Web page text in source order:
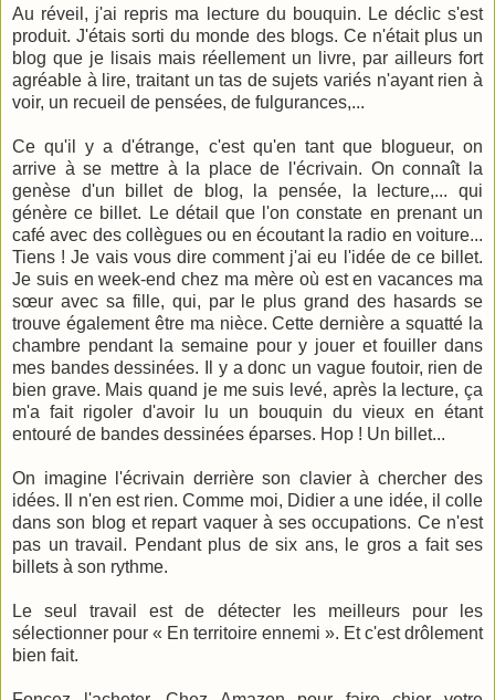
Au réveil, j'ai repris ma lecture du bouquin. Le déclic s'est
produit. J'étais sorti du monde des blogs. Ce n'était plus un
blog que je lisais mais réellement un livre, par ailleurs fort
agréable à lire, traitant un tas de sujets variés n'ayant rien à
voir, un recueil de pensées, de fulgurances,...
Ce qu'il y a d'étrange, c'est qu'en tant que blogueur, on
arrive à se mettre à la place de l'écrivain. On connaît la
genèse d'un billet de blog, la pensée, la lecture,... qui
génère ce billet. Le détail que l'on constate en prenant un
café avec des collègues ou en écoutant la radio en voiture...
Tiens ! Je vais vous dire comment j'ai eu l'idée de ce billet.
Je suis en week-end chez ma mère où est en vacances ma
sœur avec sa fille, qui, par le plus grand des hasards se
trouve également être ma nièce. Cette dernière a squatté la
chambre pendant la semaine pour y jouer et fouiller dans
mes bandes dessinées. Il y a donc un vague foutoir, rien de
bien grave. Mais quand je me suis levé, après la lecture, ça
m'a fait rigoler d'avoir lu un bouquin du vieux en étant
entouré de bandes dessinées éparses. Hop ! Un billet...
On imagine l'écrivain derrière son clavier à chercher des
idées. Il n'en est rien. Comme moi, Didier a une idée, il colle
dans son blog et repart vaquer à ses occupations. Ce n'est
pas un travail. Pendant plus de six ans, le gros a fait ses
billets à son rythme.
Le seul travail est de détecter les meilleurs pour les
sélectionner pour « En territoire ennemi ». Et c'est drôlement
bien fait.